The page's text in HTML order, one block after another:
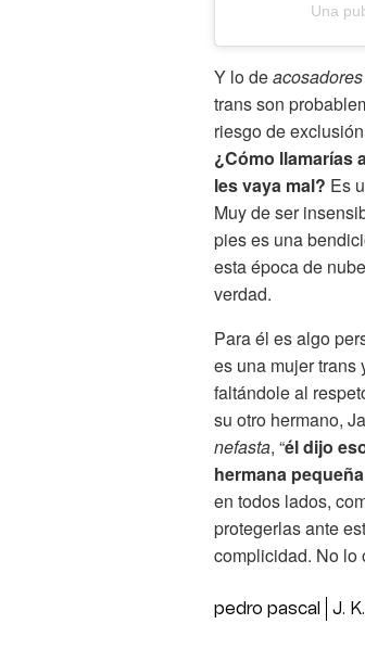
Una
Y lo deacosadores
trans son
riesgo de
¿Cómo llamarías
les vaya mal? Es
Muy de ser
pies es una
esta época de
verdad.
Para él es algo
es una mujer trans
faltándole al
su otro hermano,
nefasta, “él dijo
hermana
en todos lados,
protegerlas ante
complicidad. No lo
pedro pascal J.